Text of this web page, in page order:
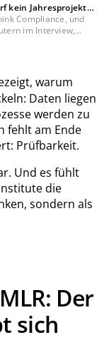
kein Jahresprojekt
Compliance, und
im Interview,
warum
Daten liegen
werden zu
fehlt am Ende
Prüfbarkeit.
Und es fühlt
die
sondern als
Der
sich